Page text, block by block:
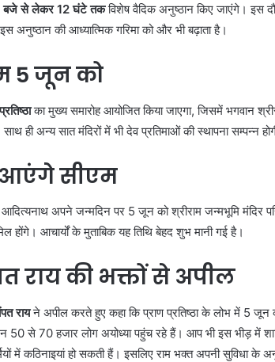
बजे से लेकर 12 घंटे तकविशेष वैदिक अनुष्ठान किए जाएंगे। इस
अनुष्ठान की आध्यात्मिक गरिमा को और भी बढ़ाता है।
5 जून को
का मुख्य समारोह आयोजित किया जाएगा, जिसमें भगवान
साथ ही अन्य सात मंदिरों में भी देव प्रतिमाओं की स्थापना सम्पन्न
सीएम
अपने जन्मदिन पर 5 जून को श्रीराम जन्मभूमि मंदिर
होंगे। आचार्यों के मुताबिक यह तिथि बेहद शुभ मानी गई है।
राय की भक्तों से अपील
रायने अपील करते हुए कहा कि प्राण प्रतिष्ठा के लोभ में 5
50 से 70 हजार लोग अयोध्या पहुंच रहे हैं। आप भी इस भीड़ में
में कठिनाइयां हो सकती हैं। इसलिए राम भक्त अपनी